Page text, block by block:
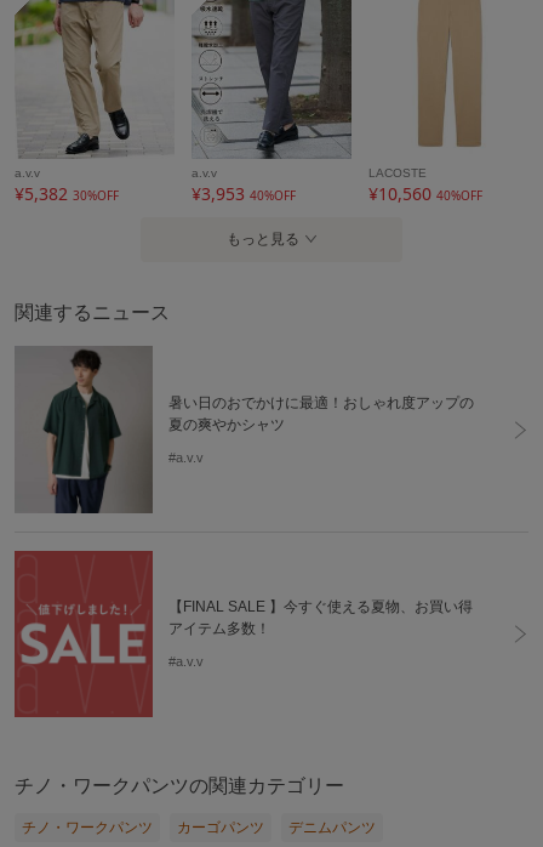
a.v.v
¥5,382 30%OFF
a.v.v
¥3,95340%OFF
LACOSTE
¥10,56040%OFF
もっと見る
関連するニュース
暑い日のおでかけに最適！おしゃれ度アップの
夏の爽やかシャツ
#a.v.v
【FINAL SALE 】今すぐ使える夏物、お買い得
アイテム多数！
#a.v.v
チノ・ワークパンツの関連カテゴリー
チノ・ワークパンツ カーゴパンツ デニムパンツ